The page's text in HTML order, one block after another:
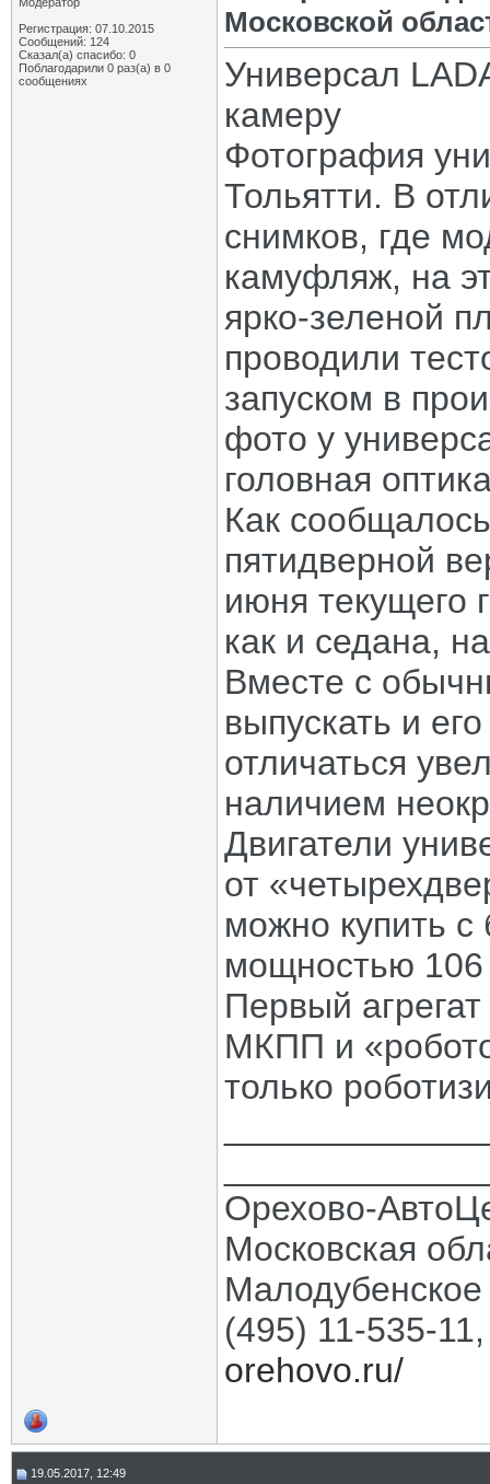
Регистрация: 07.10.2015
Сообщений: 124
Сказал(а) спасибо: 0
Поблагодарили 0 раз(а) в 0
сообщениях
Московской
Универсал
камеру
Фотография
Тольятти. В
снимков, где
камуфляж, на
ярко-зеленой
проводили
запуском в
фото у
головная
Как
пятидверной
июня текущего
как и седана,
Вместе с
выпускать и
отличаться
наличием
Двигатели
от
можно купить
мощностью 106
Первый агрегат
МКПП и
только
Орехово-
Московская
(495) 11-535-
orehovo.ru/
19.05.2017, 12:49